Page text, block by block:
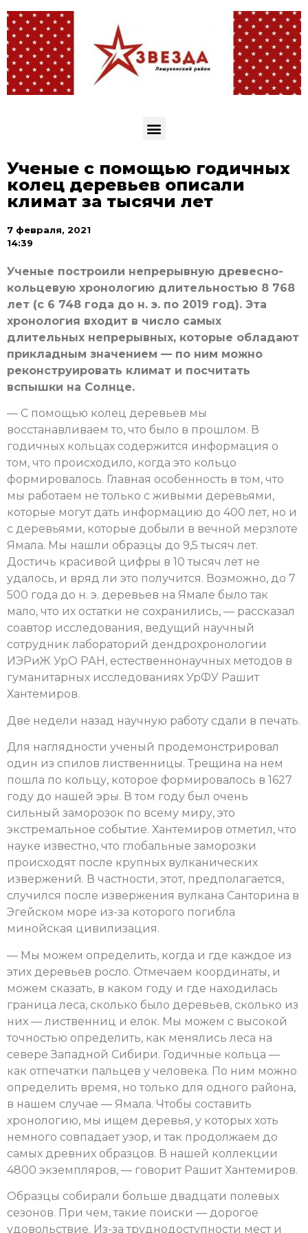
Ученые с помощью годичных
колец деревьев описали
климат за тысячи лет
7 февраля, 2021
14:39
Ученые построили непрерывную древесно-
кольцевую хронологию длительностью 8 768
лет (с 6 748 года до н. э. по 2019 год). Эта
хронология входит в число самых
длительных непрерывных, которые обладают
прикладным значением — по ним можно
реконструировать климат и посчитать
вспышки на Солнце.
— С помощью колец деревьев мы
восстанавливаем то, что было в прошлом. В
годичных кольцах содержится информация о
том, что происходило, когда это кольцо
формировалось. Главная особенность в том, что
мы работаем не только с живыми деревьями,
которые могут дать информацию до 400 лет, но и
с деревьями, которые добыли в вечной мерзлоте
Ямала. Мы нашли образцы до 9,5 тысяч лет.
Достичь красивой цифры в 10 тысяч лет не
удалось, и вряд ли это получится. Возможно, до 7
500 года до н. э. деревьев на Ямале было так
мало, что их остатки не сохранились, — рассказал
соавтор исследования, ведущий научный
сотрудник лабораторий дендрохронологии
ИЭРиЖ УрО РАН, естественнонаучных методов в
гуманитарных исследованиях УрФУ Рашит
Хантемиров.
Две недели назад научную работу сдали в печать.
Для наглядности ученый продемонстрировал
один из спилов лиственницы. Трещина на нем
пошла по кольцу, которое формировалось в 1627
году до нашей эры. В том году был очень
сильный заморозок по всему миру, это
экстремальное событие. Хантемиров отметил, что
науке известно, что глобальные заморозки
происходят после крупных вулканических
извержений. В частности, этот, предполагается,
случился после извержения вулкана Санторина в
Эгейском море из-за которого погибла
минойская цивилизация.
— Мы можем определить, когда и где каждое из
этих деревьев росло. Отмечаем координаты, и
можем сказать, в каком году и где находилась
граница леса, сколько было деревьев, сколько из
них — лиственниц и елок. Мы можем с высокой
точностью определить, как менялись леса на
севере Западной Сибири. Годичные кольца —
как отпечатки пальцев у человека. По ним можно
определить время, но только для одного района,
в нашем случае — Ямала. Чтобы составить
хронологию, мы ищем деревья, у которых хоть
немного совпадает узор, и так продолжаем до
самых древних образцов. В нашей коллекции
4800 экземпляров, — говорит Рашит Хантемиров.
Образцы собирали больше двадцати полевых
сезонов. При чем, такие поиски — дорогое
удовольствие. Из-за труднодоступности мест и